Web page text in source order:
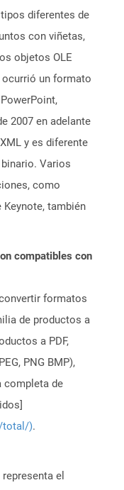
diferentes de
con viñetas,
objetos OLE
un formato
2007 en adelante
y es diferente
Varios
como
Keynote, también
compatibles con
formatos
de productos a
a PDF,
PNG BMP),
completa de
total/).
el